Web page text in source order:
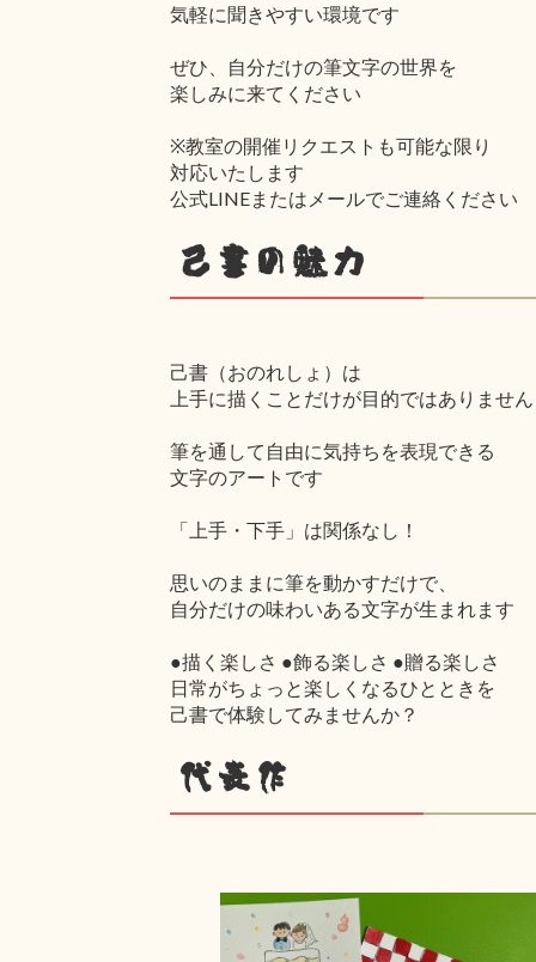
気軽に聞きやすい環境です
ぜひ、自分だけの筆文字の世界を
楽しみに来てください
※教室の開催リクエストも可能な限り
対応いたします
公式LINEまたはメールでご連絡ください
己書の魅力
己書（おのれしょ）は
上手に描くことだけが目的ではありません
筆を通して自由に気持ちを表現できる
文字のアートです
「上手・下手」は関係なし！
思いのままに筆を動かすだけで、
自分だけの味わいある文字が生まれます
●描く楽しさ ●飾る楽しさ ●贈る楽しさ
日常がちょっと楽しくなるひとときを
己書で体験してみませんか？
代表作